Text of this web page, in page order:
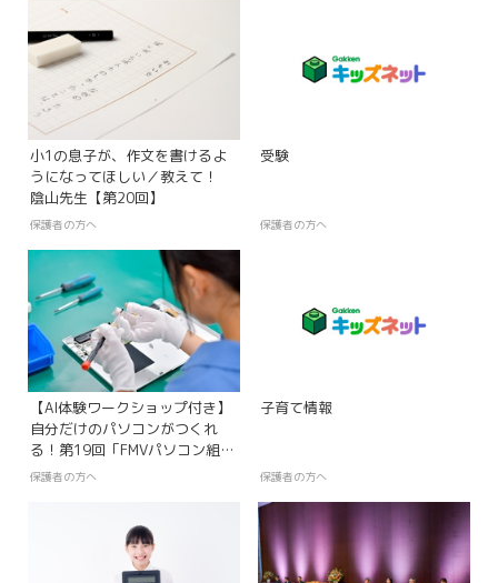
小1の息子が、作文を書けるよ
うになってほしい／教えて！
陰山先生【第20回】
保護者の方へ
受験
保護者の方へ
【AI体験ワークショップ付き】
自分だけのパソコンがつくれ
る！第19回「FMVパソコン組み
立て教室」参加者募集中
保護者の方へ
子育て情報
保護者の方へ